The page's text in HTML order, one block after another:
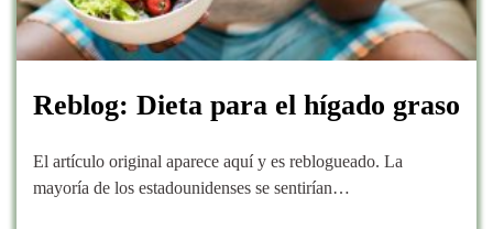
Reblog: Dieta para el hígado graso
El artículo original aparece aquí y es reblogueado. La
mayoría de los estadounidenses se sentirían…